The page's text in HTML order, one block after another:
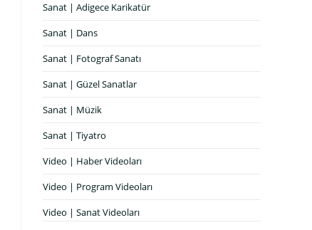
Sanat | Adigece Karikatür
Sanat | Dans
Sanat | Fotograf Sanatı
Sanat | Güzel Sanatlar
Sanat | Müzik
Sanat | Tiyatro
Video | Haber Videoları
Video | Program Videoları
Video | Sanat Videoları